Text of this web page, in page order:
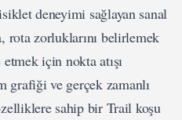
deneyimi sağlayan sanal
rota zorluklarını belirlemek
için nokta atışı
grafiği ve gerçek zamanlı
sahip bir Trail koşu